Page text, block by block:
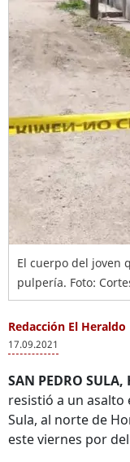
El cuerpo del joven
pulpería. Foto:
Redacción El Heraldo
17.09.2021
SAN PEDRO SULA,
resistió a un asalto
Sula, al norte de
este viernes por